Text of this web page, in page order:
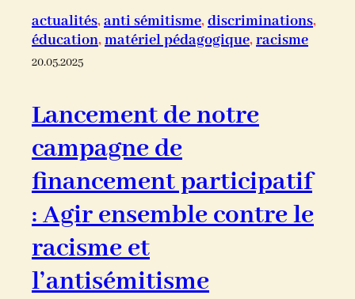
actualités, anti sémitisme, discriminations
éducation, matériel pédagogique, racisme
20.05.2025
Lancement de notre
campagne de
financement participatif
: Agir ensemble contre le
racisme et
l’antisémitisme